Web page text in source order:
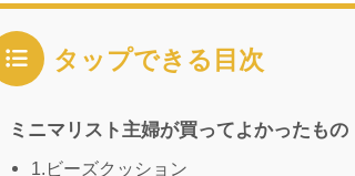
タップできる目次
ミニマリスト主婦が買ってよかったも
1.ビーズクッション